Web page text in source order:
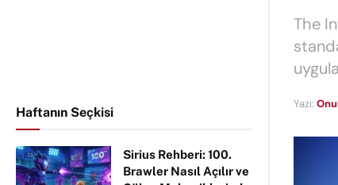
Haftanın Seçkisi
Sirius Rehberi: 100.
Brawler Nasıl Açılır ve
The
Yazı: